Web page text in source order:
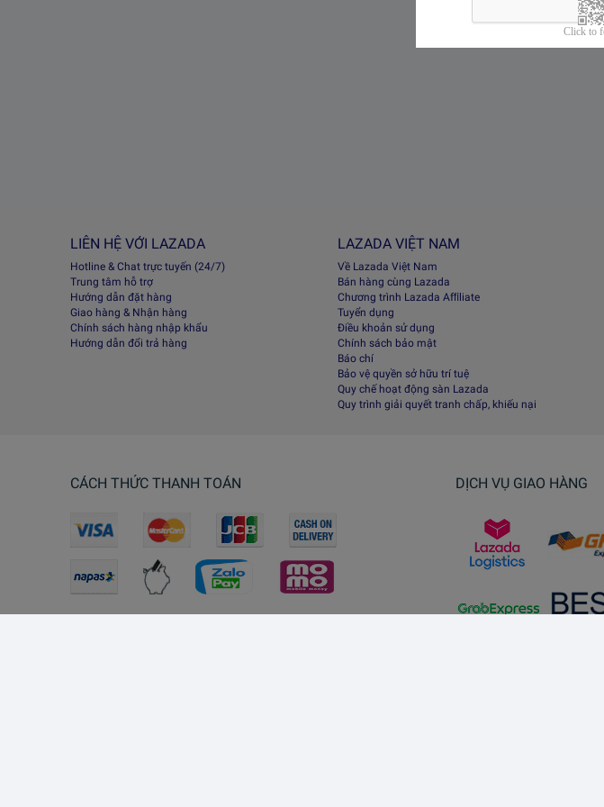
LIÊN HỆ VỚI LAZADA
Hotline & Chat trực tuyến (24/7)
Trung tâm hỗ trợ
Hướng dẫn đặt hàng
Giao hàng & Nhận hàng
Chính sách hàng nhập khẩu
Hướng dẫn đổi trả hàng
LAZADA VIỆT NAM
Về Lazada Việt Nam
Bán hàng cùng Lazada
Chương trình Lazada Afﬁliate
Tuyển dụng
Điều khoản sử dụng
Chính sách bảo mật
Báo chí
Bảo vệ quyền sở hữu trí tuệ
Quy chế hoạt động sàn Lazada
Quy trình giải quyết tranh chấp, khiếu nại
CÁCH THỨC THANH TOÁN DỊCH VỤ GIAO HÀNG